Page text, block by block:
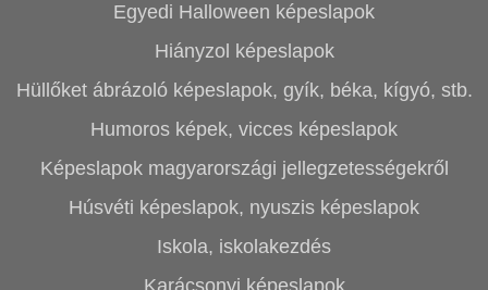
Egyedi Halloween képeslapok
Hiányzol képeslapok
Hüllőket ábrázoló képeslapok, gyík, béka, kígyó, stb.
Humoros képek, vicces képeslapok
Képeslapok magyarországi jellegzetességekről
Húsvéti képeslapok, nyuszis képeslapok
Iskola, iskolakezdés
Karácsonyi képeslapok